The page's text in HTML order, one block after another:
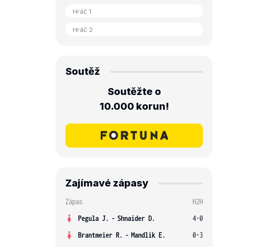
Soutěž
Soutěžte o
10.000 korun!
Zajímavé zápasy
Zápas
H2H
Pegula J. - Shnaider D.
4-0
Brantmeier R. - Mandlik E.
0-3